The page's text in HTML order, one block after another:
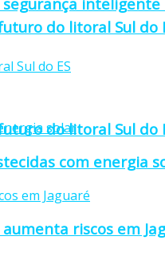
do litoral Sul do
do litoral Sul do
com energia
riscos em